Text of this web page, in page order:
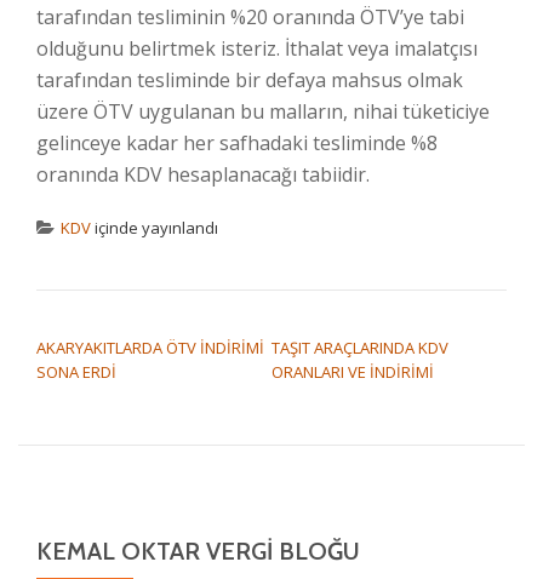
tarafından tesliminin %20 oranında ÖTV’ye tabi
olduğunu belirtmek isteriz. İthalat veya imalatçısı
tarafından tesliminde bir defaya mahsus olmak
üzere ÖTV uygulanan bu malların, nihai tüketiciye
gelinceye kadar her safhadaki tesliminde %8
oranında KDV hesaplanacağı tabiidir.
KDViçinde yayınlandı
AKARYAKITLARDA ÖTV İNDİRİMİ
SONA ERDİ
TAŞIT ARAÇLARINDA KDV
ORANLARI VE İNDİRİMİ
KEMAL OKTAR VERGI BLOĞU